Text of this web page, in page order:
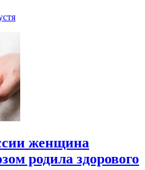
женщина
родила здорового